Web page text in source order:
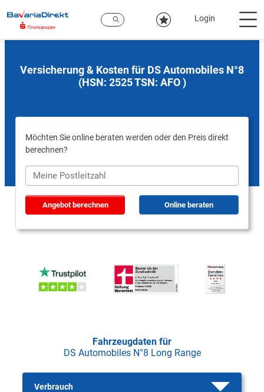
Hauptinhalt
Login
Versicherung & Kosten für DS Automobiles N°8
(HSN: 2525 TSN: AFO )
Möchten Sie online beraten werden oder den Preis direkt
berechnen?
Angebot berechnen Online beraten
Fahrzeugdaten für
DS Automobiles N°8 Long Range
Verbrauch